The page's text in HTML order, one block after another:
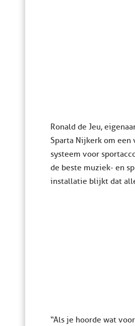
Ronald de Jeu,
Sparta Nijkerk om
systeem voor
de beste muziek- en
installatie blijkt dat
“Als je hoorde wat